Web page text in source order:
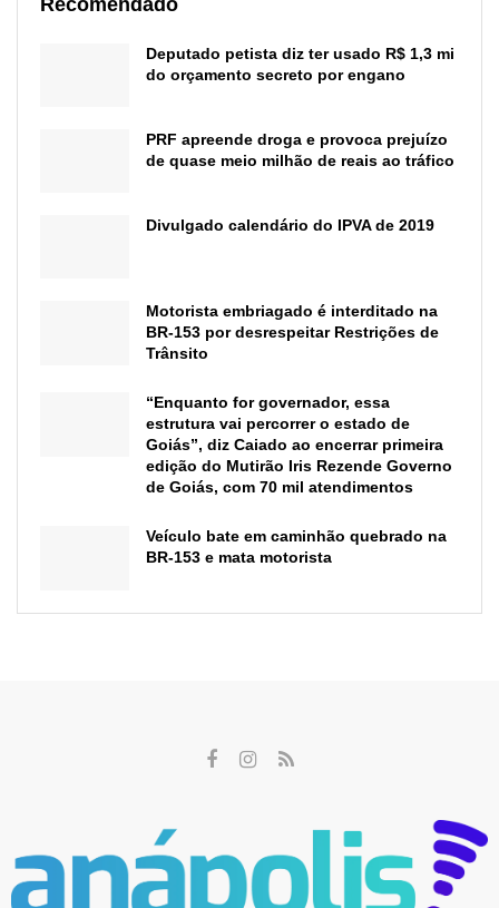
Deputado petista diz ter usado R$ 1,3 mi
do orçamento secreto por engano
PRF apreende droga e provoca prejuízo
de quase meio milhão de reais ao tráfico
Divulgado calendário do IPVA de 2019
Motorista embriagado é interditado na
BR-153 por desrespeitar Restrições de
Trânsito
“Enquanto for governador, essa
estrutura vai percorrer o estado de
Goiás”, diz Caiado ao encerrar primeira
edição do Mutirão Iris Rezende Governo
de Goiás, com 70 mil atendimentos
Veículo bate em caminhão quebrado na
BR-153 e mata motorista